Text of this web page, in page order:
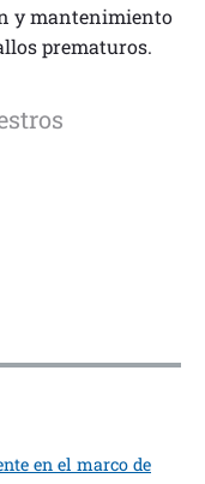
y mantenimiento
prematuros.
en el marco de